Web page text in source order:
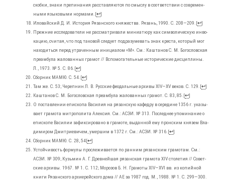
скоб­ки, зна­ки пре­пи­на­ния рас­став­ля­ют­ся по смыс­лу в соот­вет­ствии с совре­мен­
ны­ми язы­ко­вы­ми нор­ма­ми. [↩]
Ило­вай­ский Д. И. Исто­рия Рязан­ско­го кня­же­ства. Рязань, 1990. С. 208―209. [↩]
Преж­ние иссле­до­ва­те­ли не рас­смат­ри­ва­ли мини­а­тю­ру как сим­во­ли­че­скую инво­
ка­цию, счи­тая, что под тако­вой сле­ду­ет под­ра­зу­ме­вать знак кре­ста, кото­рый мог
нахо­дить­ся перед утра­чен­ным ини­ци­а­лом «М». См.: Каш­та­нов С. М. Бого­слов­ская
пре­ам­бу­ла жало­ван­ных гра­мот // Вспо­мо­га­тель­ные исто­ри­че­ские дис­ци­пли­ны.
Л., 1973. № 5. С. 86. [↩]
Сбор­ник МАМЮ. С. 54. [↩]
Там же. С. 53; Череп­нин Л. В. Рус­ские фео­даль­ные архи­вы XIV―XV веков. С. 129. [↩]
Каш­та­нов С. М. Бого­слов­ская пре­ам­бу­ла жало­ван­ных гра­мот. С. 83, 85. [↩]
О постав­ле­нии епи­ско­па Васи­лия на рязан­скую кафед­ру в сере­дине 1356 г. ука­зы­
ва­ет гра­мо­та мит­ро­по­ли­та Алек­сия. См.: АСЭИ. № 313. Послед­нее упо­ми­на­ние о
епи­ско­пе Васи­лии зафик­си­ро­ва­но в гра­мо­те, выдан­ной ему прон­ским кня­зем Вла­
ди­ми­ром Дмит­ри­е­ви­чем, умер­шим в 1372 г. См.: АСЭИ. № 316. [↩]
Сбор­ник МАМЮ. С. 28, 54[↩]
Устой­чи­вость фор­му­лы про­сле­жи­ва­ет­ся по ран­ним рязан­ским гра­мо­там. См.:
АСЭИ. № 309; Кузь­мин А. Г. Древ­ней­шая рязан­ская гра­мо­та XIV сто­ле­тия // Совет­
ские архи­вы. 1967. № 1. С. 112; Моро­зов Б. Н. Гра­мо­ты XIV―XVI вв. из копий­ной
кни­ги Рязан­ско­го архи­ерей­ско­го дома // АЕ за 1987 год. М., 1988. № 1. С. 299―300.